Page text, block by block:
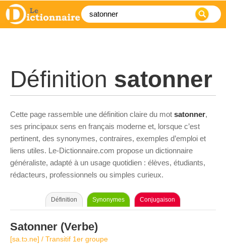
Définition satonner
Cette page rassemble une définition claire du mot satonner,
ses principaux sens en français moderne et, lorsque c’est
pertinent, des synonymes, contraires, exemples d’emploi et
liens utiles. Le-Dictionnaire.com propose un dictionnaire
généraliste, adapté à un usage quotidien : élèves, étudiants,
rédacteurs, professionnels ou simples curieux.
Définition Synonymes Conjugaison
Satonner (Verbe)
[sa.tɔ.ne] / Transitif 1er groupe